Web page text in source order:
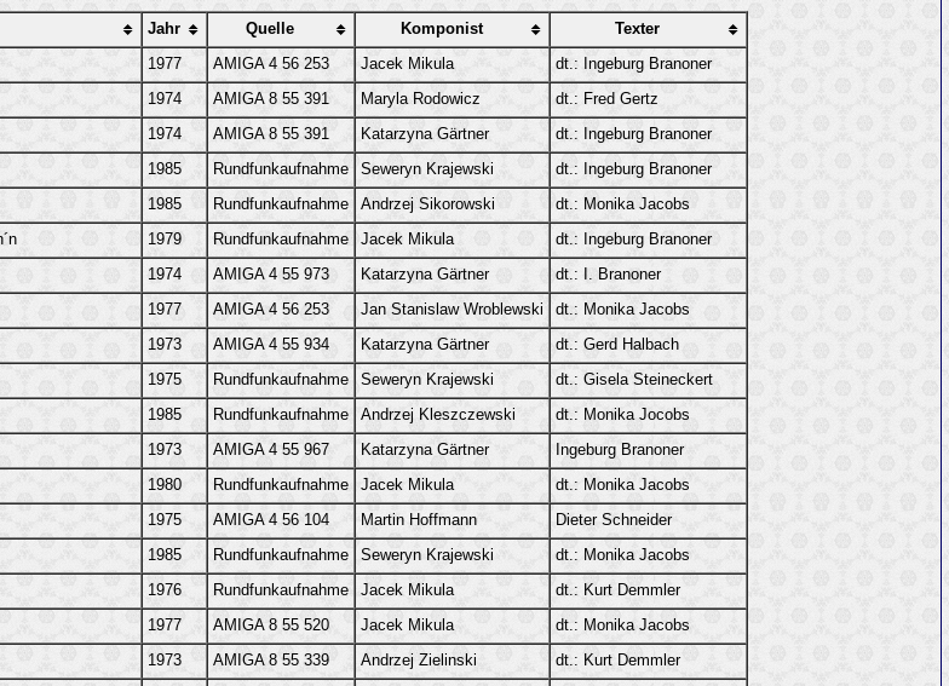
Jahr Quelle Komponist Texter
1977 AMIGA 4 56 253 Jacek Mikula dt.: Ingeburg Branoner
1974 AMIGA 8 55 391 Maryla Rodowicz dt.: Fred Gertz
1974 AMIGA 8 55 391 Katarzyna Gärtner dt.: Ingeburg Branoner
1985 Rundfunkaufnahme Seweryn Krajewski dt.: Ingeburg Branoner
1985 Rundfunkaufnahme Andrzej Sikorowski dt.: Monika Jacobs
1979 Rundfunkaufnahme Jacek Mikula dt.: Ingeburg Branoner
1974 AMIGA 4 55 973 Katarzyna Gärtner dt.: I. Branoner
1977 AMIGA 4 56 253 Jan Stanislaw Wroblewski dt.: Monika Jacobs
1973 AMIGA 4 55 934 Katarzyna Gärtner dt.: Gerd Halbach
1975 Rundfunkaufnahme Seweryn Krajewski dt.: Gisela Steineckert
1985 Rundfunkaufnahme Andrzej Kleszczewski dt.: Monika Jocobs
1973 AMIGA 4 55 967 Katarzyna Gärtner Ingeburg Branoner
1980 Rundfunkaufnahme Jacek Mikula dt.: Monika Jacobs
1975 AMIGA 4 56 104 Martin Hoffmann Dieter Schneider
1985 Rundfunkaufnahme Seweryn Krajewski dt.: Monika Jacobs
1976 Rundfunkaufnahme Jacek Mikula dt.: Kurt Demmler
1977 AMIGA 8 55 520 Jacek Mikula dt.: Monika Jacobs
1973 AMIGA 8 55 339 Andrzej Zielinski dt.: Kurt Demmler